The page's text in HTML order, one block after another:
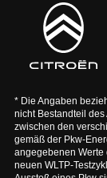
* Die Angaben
nicht Bestandteil
zwischen den
gemäß der Pkw-
angegebenen
neuen WLTP-